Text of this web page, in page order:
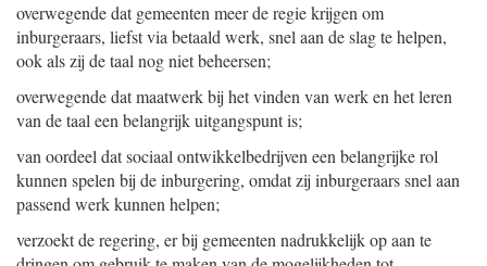
overwegende dat gemeenten meer de regie krijgen om
inburgeraars, liefst via betaald werk, snel aan de slag te helpen,
ook als zij de taal nog niet beheersen;
overwegende dat maatwerk bij het vinden van werk en het leren
van de taal een belangrijk uitgangspunt is;
van oordeel dat sociaal ontwikkelbedrijven een belangrijke rol
kunnen spelen bij de inburgering, omdat zij inburgeraars snel aan
passend werk kunnen helpen;
verzoekt de regering, er bij gemeenten nadrukkelijk op aan te